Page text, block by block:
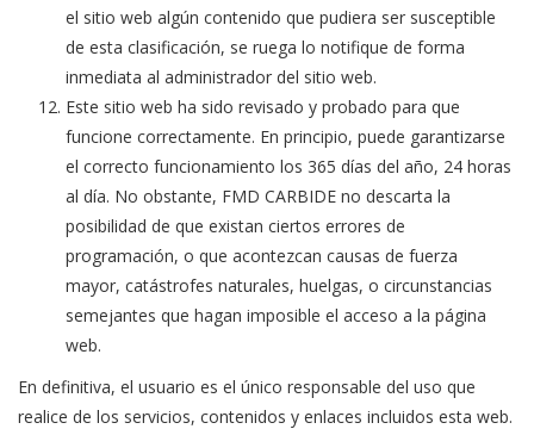
el sitio web algún contenido que pudiera ser susceptible
de esta clasificación, se ruega lo notifique de forma
inmediata al administrador del sitio web.
Este sitio web ha sido revisado y probado para que
funcione correctamente. En principio, puede garantizarse
el correcto funcionamiento los 365 días del año, 24 horas
al día. No obstante, FMD CARBIDE no descarta la
posibilidad de que existan ciertos errores de
programación, o que acontezcan causas de fuerza
mayor, catástrofes naturales, huelgas, o circunstancias
semejantes que hagan imposible el acceso a la página
web.
En definitiva, el usuario es el único responsable del uso que
realice de los servicios, contenidos y enlaces incluidos esta web.